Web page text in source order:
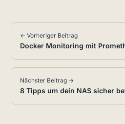
← Vorheriger Beitrag
Docker Monitoring mit
Nächster Beitrag →
8 Tipps um dein NAS sicher